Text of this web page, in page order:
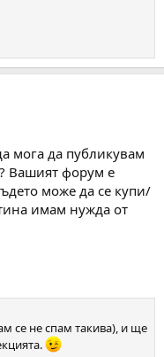
мога да публикувам
Вашият форум е
може да се купи/
имам нужда от
се не спам такива), и ще